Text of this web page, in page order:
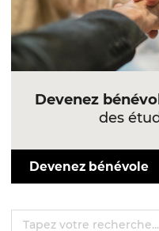
Devenez
des
Devenez bénévole